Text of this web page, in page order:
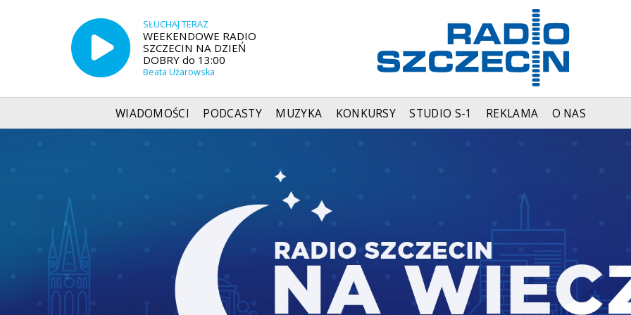
SŁUCHAJ TERAZ
WEEKENDOWE RADIO
SZCZECIN NA DZIEŃ
DOBRY do 13:00
Beata Użarowska
WIADOMOŚCI PODCASTY MUZYKA KONKURSY STUDIO S-1 REKLAMA O NAS